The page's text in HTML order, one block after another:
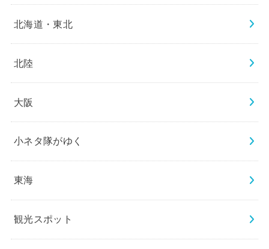
北海道・東北
北陸
大阪
小ネタ隊がゆく
東海
観光スポット